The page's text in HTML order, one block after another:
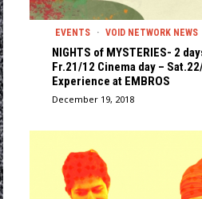
EVENTS · VOID NETWORK NEWS
NIGHTS of MYSTERIES- 2
Fr.21/12 Cinema day –
Experience at EMBROS
December 19, 2018